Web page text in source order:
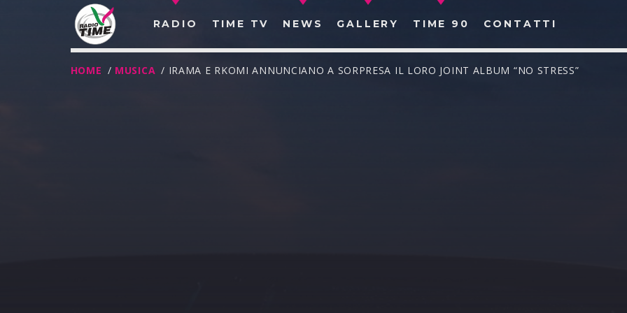
RADIO TIME TV NEWS GALLERY TIME 90 CONTATTI
HOME / MUSICA / IRAMA E RKOMI ANNUNCIANO A SORPRESA IL LORO JOINT ALBUM “NO STRESS”